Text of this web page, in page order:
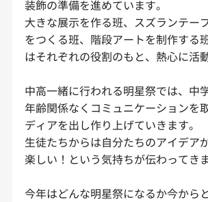
装飾の準備を進めています。
大きな展示を作る班、スズランテー
をつくる班、階段アートを制作する
はそれぞれの役割のもと、熱心に活
中高一緒に行われる明星祭では、中
年齢関係なくコミュニケーションを
ディアを出し作り上げていきます。
生徒たちからは自分たちのアイデア
楽しい！という気持ちが伝わってき
今年はどんな明星祭になるか今から